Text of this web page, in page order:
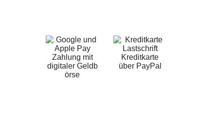
Zahlung mit
digitaler Geldb
örse
Kreditkarte
über PayPal